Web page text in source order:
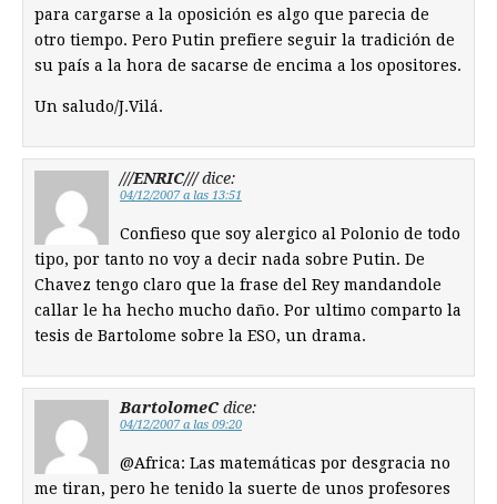
para cargarse a la oposición es algo que parecia de
otro tiempo. Pero Putin prefiere seguir la tradición de
su país a la hora de sacarse de encima a los opositores.
Un saludo/J.Vilá.
///ENRIC/// dice:
04/12/2007 a las 13:51
Confieso que soy alergico al Polonio de todo
tipo, por tanto no voy a decir nada sobre Putin. De
Chavez tengo claro que la frase del Rey mandandole
callar le ha hecho mucho daño. Por ultimo comparto la
tesis de Bartolome sobre la ESO, un drama.
BartolomeC dice:
04/12/2007 a las 09:20
@Africa: Las matemáticas por desgracia no
me tiran, pero he tenido la suerte de unos profesores